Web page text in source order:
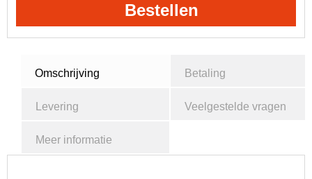
Bestellen
Omschrijving Betaling
Levering Veelgestelde vragen
Meer informatie